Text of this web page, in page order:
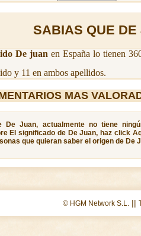
SABIAS QUE DE
De juan en España lo tienen
y 11 en ambos apellidos.
MAS
De Juan, actualmente no tiene
El significado de De Juan, haz click
que quieran saber el origen de De
© HGM Network S.L. ||